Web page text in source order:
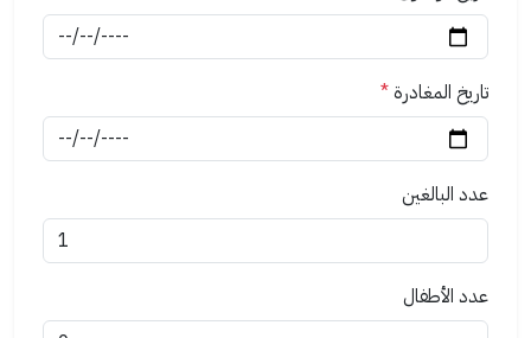
تاريخ المغادرة*
عدد البالغين
عدد الأطفال